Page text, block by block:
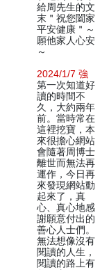
給周先生的文
末＂祝您闔家
平安健康＂～
願他家人心安
～
2024/1/7 強
第一次知道好
讀的時間不
久，大約兩年
前。當時常在
這裡挖寶，本
來很擔心網站
會隨著周博士
離世而無法再
運作，今日再
來發現網站動
起來了，真
心、真心地感
謝願意付出的
善心人士們。
無法想像沒有
閱讀的人生，
閱讀的路上有